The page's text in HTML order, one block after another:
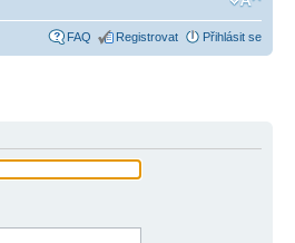
FAQ Registrovat Přihlásit se